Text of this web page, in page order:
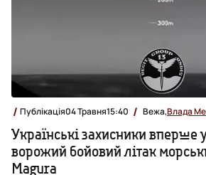
Публікація04 Травня15:40 Вежа,Влада
Українські захисники вперше
ворожий бойовий літак
Magura